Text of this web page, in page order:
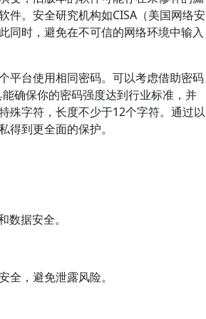
件。安全研究机构如CISA（美国网络安
同时，避免在不可信的网络环境中输入
平台使用相同密码。可以考虑借助密码
确保你的密码强度达到行业标准，并
殊字符，长度不少于12个字符。通过以
到更全面的保护。
据安全。
，避免泄露风险。